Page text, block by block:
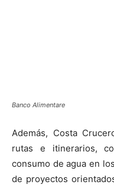
Banco Alimentare
Además, Costa
rutas e itinerarios,
consumo de agua en
de proyectos